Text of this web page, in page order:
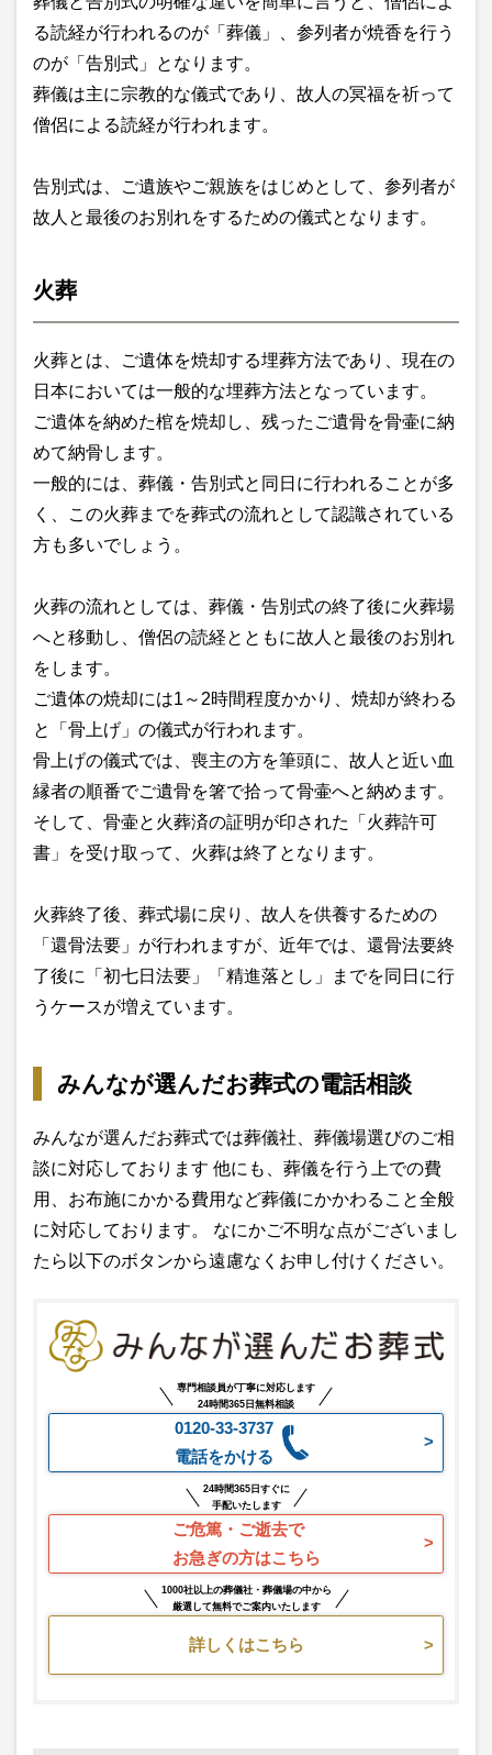
る読経が行われるのが「葬儀」、参列者が焼香を行う
のが「告別式」となります。
葬儀は主に宗教的な儀式であり、故人の冥福を祈って
僧侶による読経が行われます。
告別式は、ご遺族やご親族をはじめとして、参列者が
故人と最後のお別れをするための儀式となります。
火葬
火葬とは、ご遺体を焼却する埋葬方法であり、現在の
日本においては一般的な埋葬方法となっています。
ご遺体を納めた棺を焼却し、残ったご遺骨を骨壷に納
めて納骨します。
一般的には、葬儀・告別式と同日に行われることが多
く、この火葬までを葬式の流れとして認識されている
方も多いでしょう。
火葬の流れとしては、葬儀・告別式の終了後に火葬場
へと移動し、僧侶の読経とともに故人と最後のお別れ
をします。
ご遺体の焼却には1～2時間程度かかり、焼却が終わる
と「骨上げ」の儀式が行われます。
骨上げの儀式では、喪主の方を筆頭に、故人と近い血
縁者の順番でご遺骨を箸で拾って骨壷へと納めます。
そして、骨壷と火葬済の証明が印された「火葬許可
書」を受け取って、火葬は終了となります。
火葬終了後、葬式場に戻り、故人を供養するための
「還骨法要」が行われますが、近年では、還骨法要終
了後に「初七日法要」「精進落とし」までを同日に行
うケースが増えています。
みんなが選んだお葬式の電話相談
みんなが選んだお葬式では葬儀社、葬儀場選びのご相
談に対応しております 他にも、葬儀を行う上での費
用、お布施にかかる費用など葬儀にかかわること全般
に対応しております。 なにかご不明な点がございまし
たら以下のボタンから遠慮なくお申し付けください。
専門相談員が丁寧に対応します
24時間365日無料相談
0120-33-3737
電話をかける
24時間365日すぐに
手配いたします
ご危篤・ご逝去で
お急ぎの方はこちら
1000社以上の葬儀社・葬儀場の中から
厳選して無料でご案内いたします
詳しくはこちら